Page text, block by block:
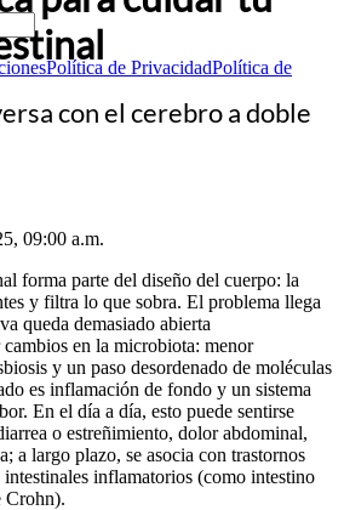
Política de PrivacidadPolítica de
con el cerebro a doble
09:00 a.m.
forma parte del diseño del cuerpo: la
y filtra lo que sobra. El problema llega
queda demasiado abierta
en la microbiota: menor
y un paso desordenado de moléculas
es inflamación de fondo y un sistema
En el día a día, esto puede sentirse
o estreñimiento, dolor abdominal,
a largo plazo, se asocia con trastornos
inflamatorios (como intestino
Crohn).